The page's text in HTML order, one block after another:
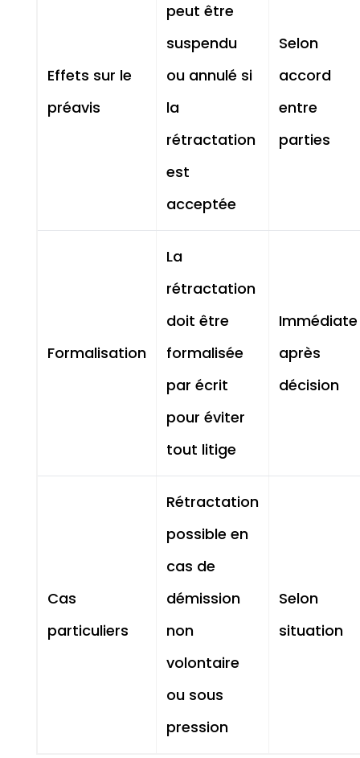
Effets sur le
préavis
peut être
suspendu
ou annulé si
la
rétractation
est
acceptée
Selon
accord
entre
parties
Formalisation
La
rétractation
doit être
formalisée
par écrit
pour éviter
tout litige
Immédiate
après
décision
Cas
particuliers
Rétractation
possible en
cas de
démission
non
volontaire
ou sous
pression
Selon
situation